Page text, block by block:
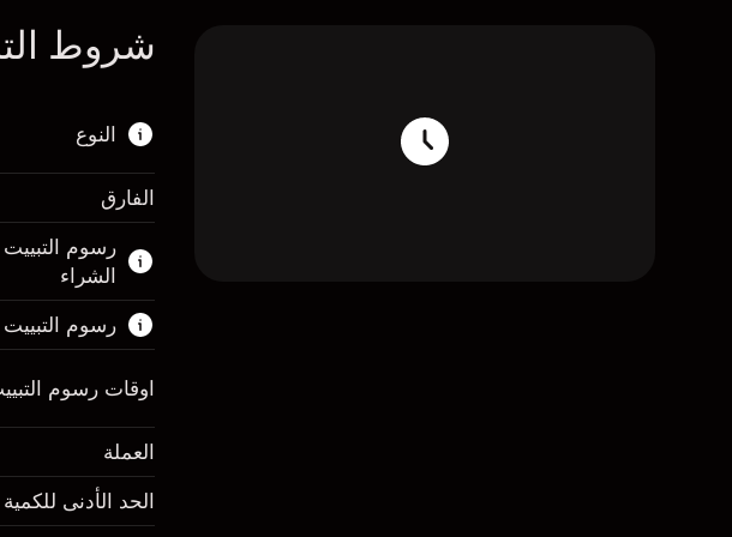
شروط
النوع
هذا السوق
الفروقات.
اعرف المزيد
عقود الفروقات
الفارق
رسوم
الشراء
رسم
رسوم
الهامش.
اوقات رسوم
العملة
الحد الأدنى